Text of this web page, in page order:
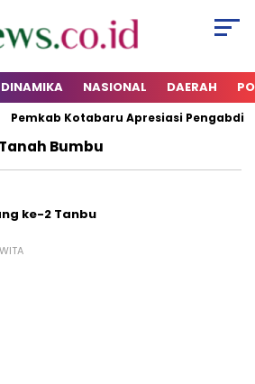
DINAMIKA NASIONAL DAERAH
Pemkab Kotabaru Apresiasi
Bumbu
ke-2 Tanbu